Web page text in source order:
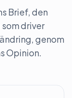
Brief, den
driver
genom
Opinion.